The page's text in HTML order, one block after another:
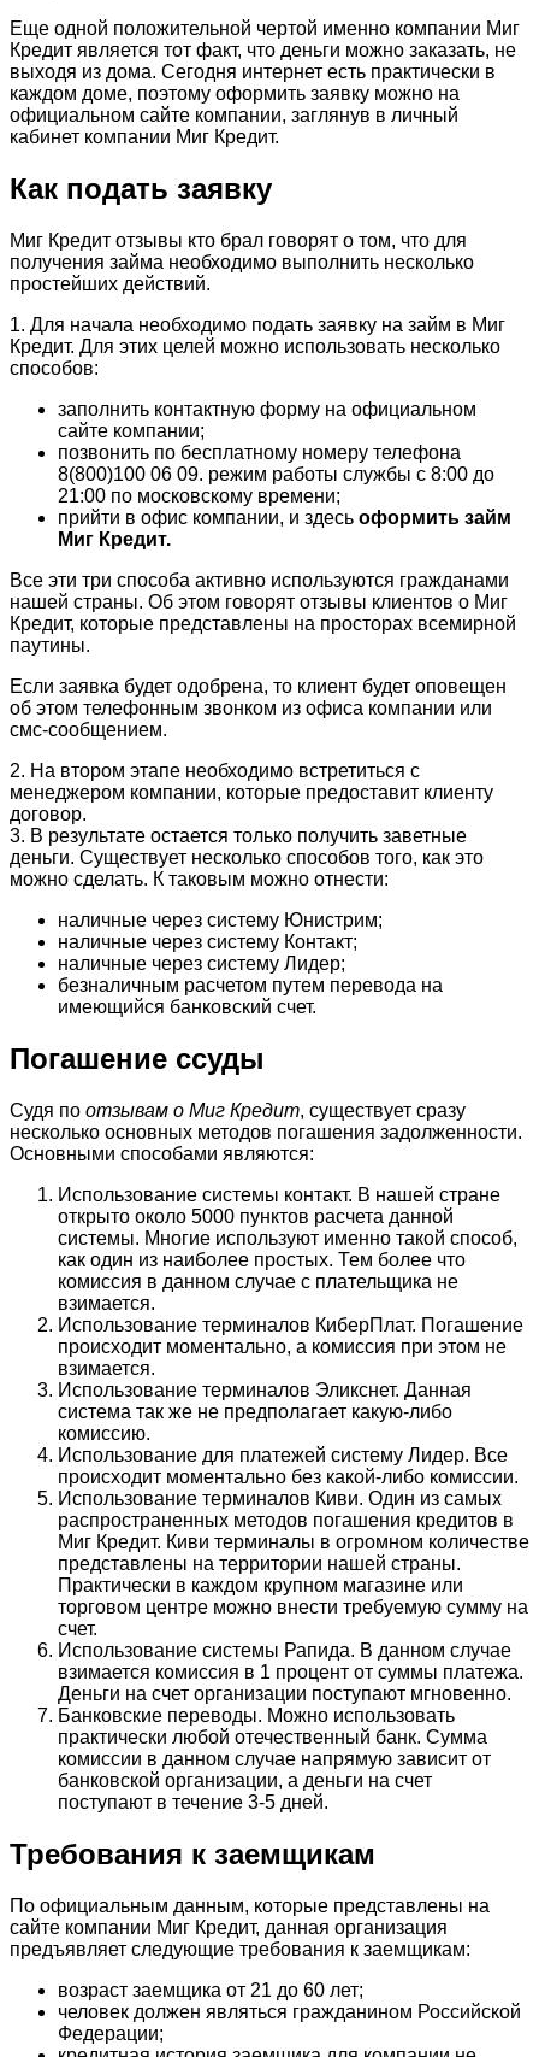
Еще одной положительной чертой именно компании Миг
Кредит является тот факт, что деньги можно заказать, не
выходя из дома. Сегодня интернет есть практически в
каждом доме, поэтому оформить заявку можно на
официальном сайте компании, заглянув в личный
кабинет компании Миг Кредит.
Как подать заявку
Миг Кредит отзывы кто брал говорят о том, что для
получения займа необходимо выполнить несколько
простейших действий.
1. Для начала необходимо подать заявку на займ в Миг
Кредит. Для этих целей можно использовать несколько
способов:
заполнить контактную форму на официальном
сайте компании;
позвонить по бесплатному номеру телефона
8(800)100 06 09. режим работы службы с 8:00 до
21:00 по московскому времени;
прийти в офис компании, и здесь оформить займ
Миг Кредит.
Все эти три способа активно используются гражданами
нашей страны. Об этом говорят отзывы клиентов о Миг
Кредит, которые представлены на просторах всемирной
паутины.
Если заявка будет одобрена, то клиент будет оповещен
об этом телефонным звонком из офиса компании или
смс-сообщением.
2. На втором этапе необходимо встретиться с
менеджером компании, которые предоставит клиенту
договор.
3. В результате остается только получить заветные
деньги. Существует несколько способов того, как это
можно сделать. К таковым можно отнести:
наличные через систему Юнистрим;
наличные через систему Контакт;
наличные через систему Лидер;
безналичным расчетом путем перевода на
имеющийся банковский счет.
Погашение ссуды
Судя по отзывам о Миг Кредит, существует сразу
несколько основных методов погашения задолженности.
Основными способами являются:
Использование системы контакт. В нашей стране
открыто около 5000 пунктов расчета данной
системы. Многие используют именно такой способ,
как один из наиболее простых. Тем более что
комиссия в данном случае с плательщика не
взимается.
Использование терминалов КиберПлат. Погашение
происходит моментально, а комиссия при этом не
взимается.
Использование терминалов Эликснет. Данная
система так же не предполагает какую-либо
комиссию.
Использование для платежей систему Лидер. Все
происходит моментально без какой-либо комиссии.
Использование терминалов Киви. Один из самых
распространенных методов погашения кредитов в
Миг Кредит. Киви терминалы в огромном количестве
представлены на территории нашей страны.
Практически в каждом крупном магазине или
торговом центре можно внести требуемую сумму на
счет.
Использование системы Рапида. В данном случае
взимается комиссия в 1 процент от суммы платежа.
Деньги на счет организации поступают мгновенно.
Банковские переводы. Можно использовать
практически любой отечественный банк. Сумма
комиссии в данном случае напрямую зависит от
банковской организации, а деньги на счет
поступают в течение 3-5 дней.
Требования к заемщикам
По официальным данным, которые представлены на
сайте компании Миг Кредит, данная организация
предъявляет следующие требования к заемщикам:
возраст заемщика от 21 до 60 лет;
человек должен являться гражданином Российской
Федерации;